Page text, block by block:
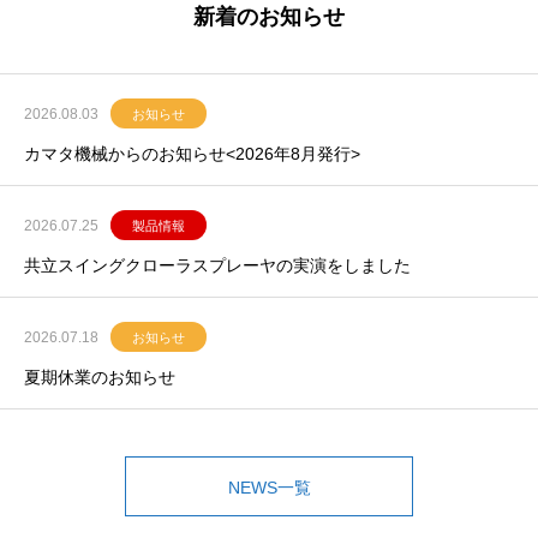
新着のお知らせ
2026.08.03 お知らせ
カマタ機械からのお知らせ<2026年8月発行>
2026.07.25 製品情報
共立スイングクローラスプレーヤの実演をしました
2026.07.18 お知らせ
夏期休業のお知らせ
NEWS一覧